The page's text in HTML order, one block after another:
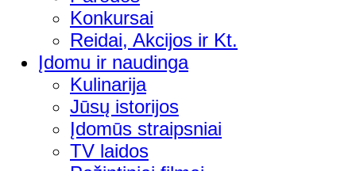
Konkursai
Reidai, Akcijos ir Kt.
Įdomu ir naudinga
Kulinarija
Jūsų istorijos
Įdomūs straipsniai
TV laidos